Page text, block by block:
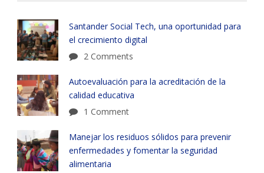
Santander Social Tech, una oportunidad para
el crecimiento digital
2 Comments
Autoevaluación para la acreditación de la
calidad educativa
1 Comment
Manejar los residuos sólidos para prevenir
enfermedades y fomentar la seguridad
alimentaria